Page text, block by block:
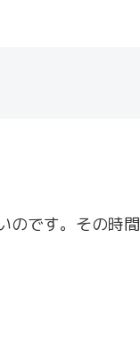
です。その時